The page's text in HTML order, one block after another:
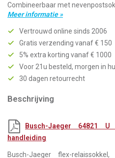
Combineerbaar met
Meer informatie »
Vertrouwd online sinds 2006
Gratis verzending vanaf € 150
5% extra korting vanaf € 1000
Voor 21u besteld, morgen in
30 dagen retourrecht
Beschrijving
Busch-Jaeger 64821
handleiding
Busch-Jaeger flex-